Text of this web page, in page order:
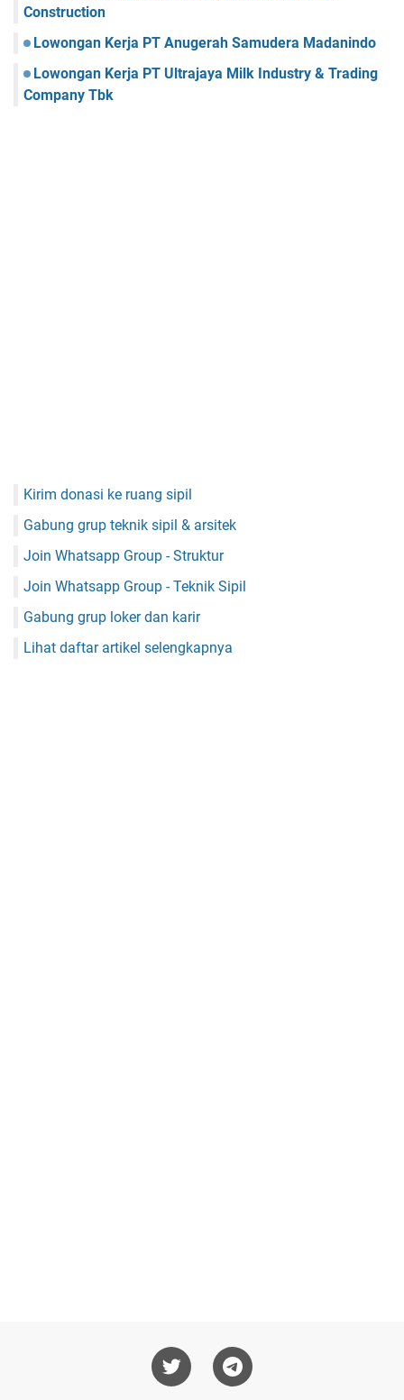
Construction
Lowongan Kerja PT Anugerah Samudera Madanindo
Lowongan Kerja PT Ultrajaya Milk Industry & Trading
Company Tbk
Kirim donasi ke ruang sipil
Gabung grup teknik sipil & arsitek
Join Whatsapp Group - Struktur
Join Whatsapp Group - Teknik Sipil
Gabung grup loker dan karir
Lihat daftar artikel selengkapnya